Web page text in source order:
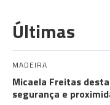
Últimas
MADEIRA
Micaela Freitas
segurança e